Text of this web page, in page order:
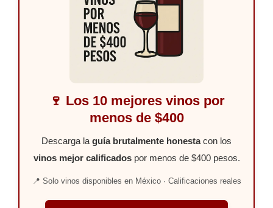
🍷 Los 10 mejores vinos por
menos de $400
Descarga laguía brutalmente honestacon los
vinos mejor calificadospor menos de $400 pesos.
📍 Solo vinos disponibles en México · Calificaciones reales